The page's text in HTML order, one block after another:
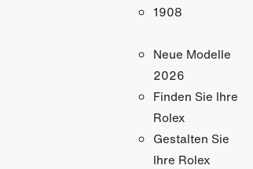
1908
Neue Modelle
2026
Finden Sie Ihre
Rolex
Gestalten Sie
Ihre Rolex